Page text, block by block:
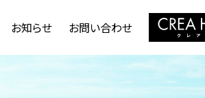
お知らせ お問い合わせ